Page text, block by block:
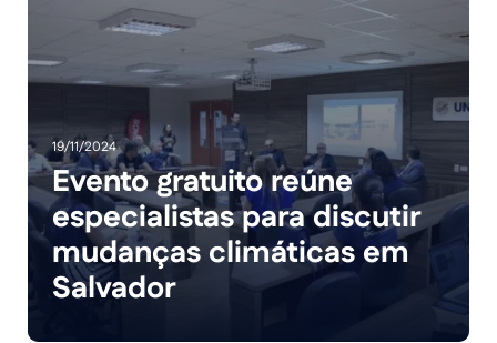
19/11/2024
Evento gratuito reúne
especialistas para discutir
mudanças climáticas em
Salvador